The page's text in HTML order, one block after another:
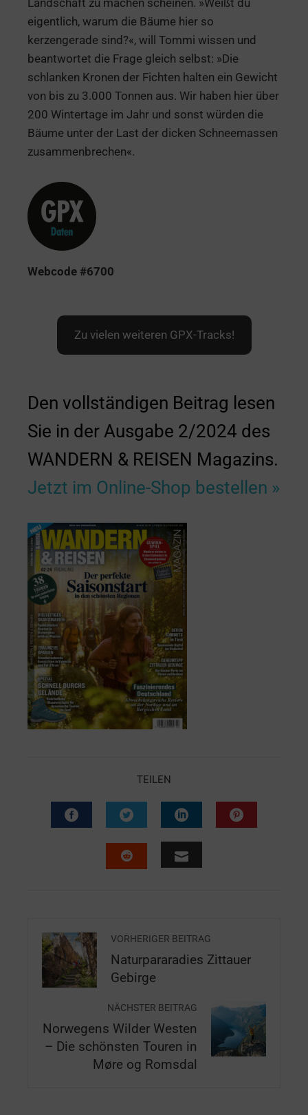
Landschaft zu machen scheinen. »Weißt du
eigentlich, warum die Bäume hier so
kerzengerade sind?«, will Tommi wissen und
beantwortet die Frage gleich selbst: »Die
schlanken Kronen der Fichten halten ein Gewicht
von bis zu 3.000 Tonnen aus. Wir haben hier über
200 Wintertage im Jahr und sonst würden die
Bäume unter der Last der dicken Schneemassen
zusammenbrechen«.
Webcode #6700
Zu vielen weiteren GPX-Tracks!
Den vollständigen Beitrag lesen
Sie in der Ausgabe 2/2024 des
WANDERN & REISEN Magazins.
Jetzt im Online-Shop bestellen »
TEILEN
VORHERIGER BEITRAG
Naturpararadies Zittauer
Gebirge
NÄCHSTER BEITRAG
Norwegens Wilder Westen
– Die schönsten Touren in
Møre og Romsdal